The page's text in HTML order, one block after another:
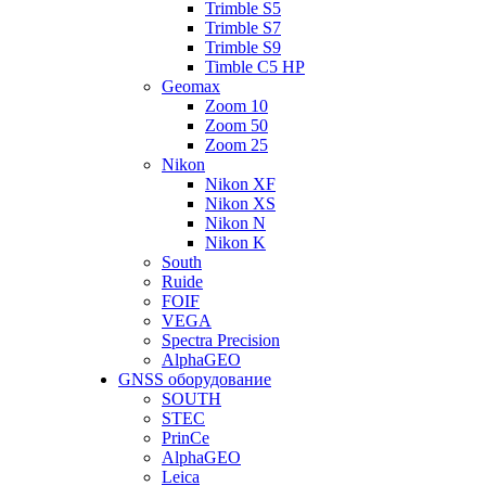
Trimble S5
Trimble S7
Trimble S9
Timble C5 HP
Geomax
Zoom 10
Zoom 50
Zoom 25
Nikon
Nikon XF
Nikon XS
Nikon N
Nikon K
South
Ruide
FOIF
VEGA
Spectra Precision
AlphaGEO
GNSS оборудование
SOUTH
STEC
PrinCe
AlphaGEO
Leica